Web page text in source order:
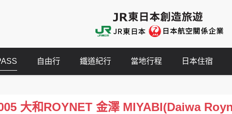
自由行 鐵道紀行 當地行程 日本住宿
大和ROYNET 金澤 MIYABI(Daiwa